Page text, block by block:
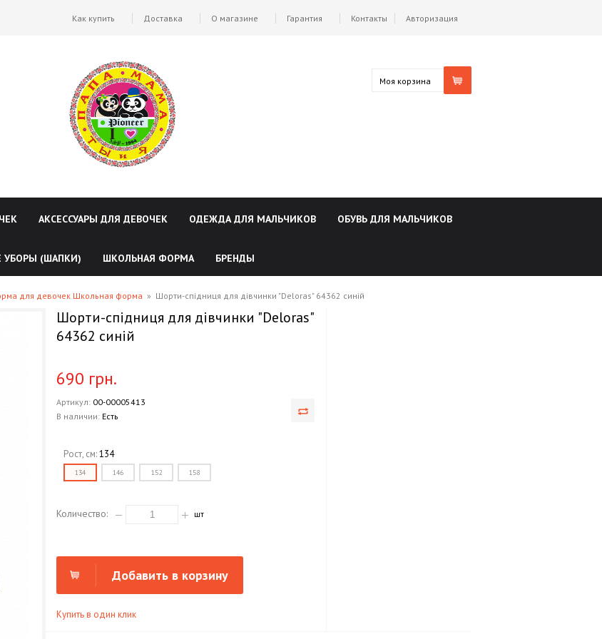
Авторизация
Как купить Доставка О магазине Гарантия Контакты
Моя корзина
АКСЕССУАРЫ ДЛЯ ДЕВОЧЕК ОДЕЖДА ДЛЯ МАЛЬЧИКОВ ОБУВЬ ДЛЯ МАЛЬЧИКОВ
УБОРЫ (ШАПКИ) ШКОЛЬНАЯ ФОРМА БРЕНДЫ
для девочек Школьная форма » Шорти-спідниця для дівчинки "Deloras" 64362 синій
Шорти-спідниця для дівчинки "Deloras"
64362 синій
690 грн.
Артикул: 00-00005413
В наличии: Есть
Рост, см:134
134 146 152 158
Количество: шт
Добавить в корзину
Купить в один клик